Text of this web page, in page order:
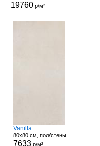
19760р/м²
Vanilla
80x80 см, пол/стены
7633 р/м²